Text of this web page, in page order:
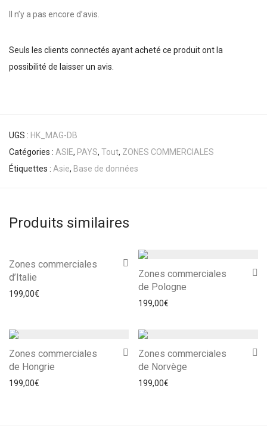
Il n’y a pas encore d’avis.
Seuls les clients connectés ayant acheté ce produit ont la
possibilité de laisser un avis.
UGS : HK_MAG-DB
Catégories : ASIE, PAYS, Tout, ZONES COMMERCIALES
Étiquettes : Asie, Base de données
Produits similaires
Zones commerciales
d’Italie
199,00€
Zones commerciales
de Pologne
199,00€
Zones commerciales
de Hongrie
199,00€
Zones commerciales
de Norvège
199,00€